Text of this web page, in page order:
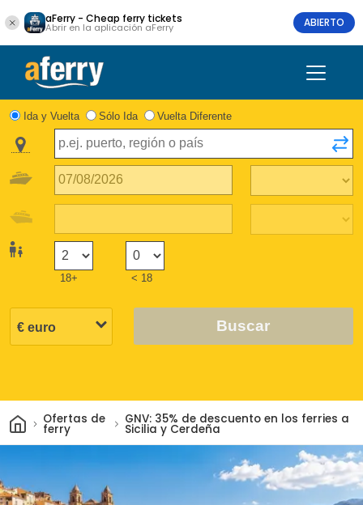
aFerry - Cheap ferry tickets
Abrir en la aplicación aFerry ABIERTO
Ida y Vuelta Sólo Ida Vuelta Diferente
18+ < 18
Buscar
InicioOfertas de
ferry
GNV: 35% de descuento en los ferries a
Sicilia y Cerdeña